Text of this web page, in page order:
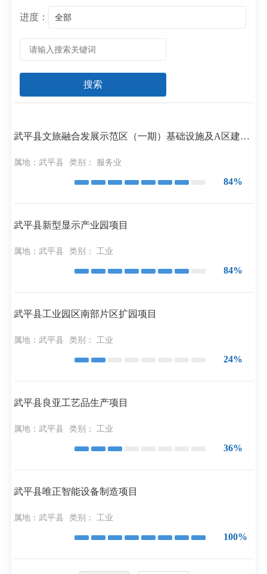
进度： 全部
搜索
武平县文旅融合发展示范区（一期）基础设施及A区建设项目
属地： 武平县 类别： 服务业
84%
武平县新型显示产业园项目
属地： 武平县 类别： 工业
84%
武平县工业园区南部片区扩园项目
属地： 武平县 类别： 工业
24%
武平县良亚工艺品生产项目
属地： 武平县 类别： 工业
36%
武平县唯正智能设备制造项目
属地： 武平县 类别： 工业
100%